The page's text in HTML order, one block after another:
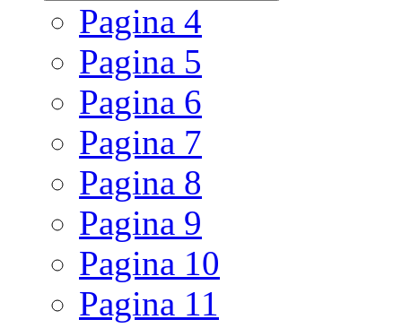
Pagina 4
Pagina 5
Pagina 6
Pagina 7
Pagina 8
Pagina 9
Pagina 10
Pagina 11